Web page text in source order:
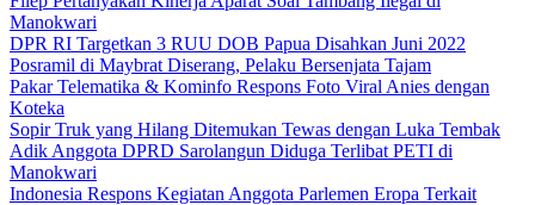
Manokwari
DPR RI Targetkan 3 RUU DOB Papua Disahkan Juni 2022
Posramil di Maybrat Diserang, Pelaku Bersenjata Tajam
Pakar Telematika & Kominfo Respons Foto Viral Anies dengan
Koteka
Sopir Truk yang Hilang Ditemukan Tewas dengan Luka Tembak
Adik Anggota DPRD Sarolangun Diduga Terlibat PETI di
Manokwari
Indonesia Respons Kegiatan Anggota Parlemen Eropa Terkait